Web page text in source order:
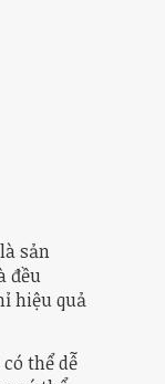
sản
đều
hiệu quả
thể dễ